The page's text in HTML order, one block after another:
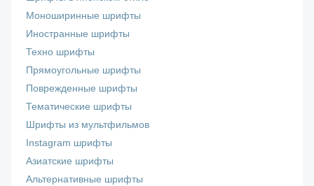
Моноширинные шрифты
Иностранные шрифты
Техно шрифты
Прямоугольные шрифты
Поврежденные шрифты
Тематические шрифты
Шрифты из мультфильмов
Instagram шрифты
Азиатские шрифты
Альтернативные шрифты